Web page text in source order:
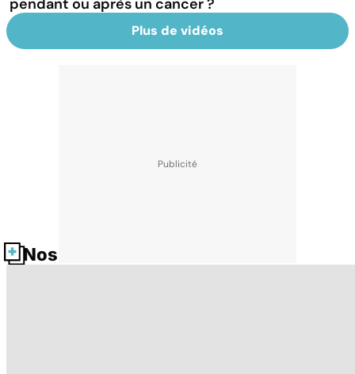
Plus de vidéos
Nos fiches santé